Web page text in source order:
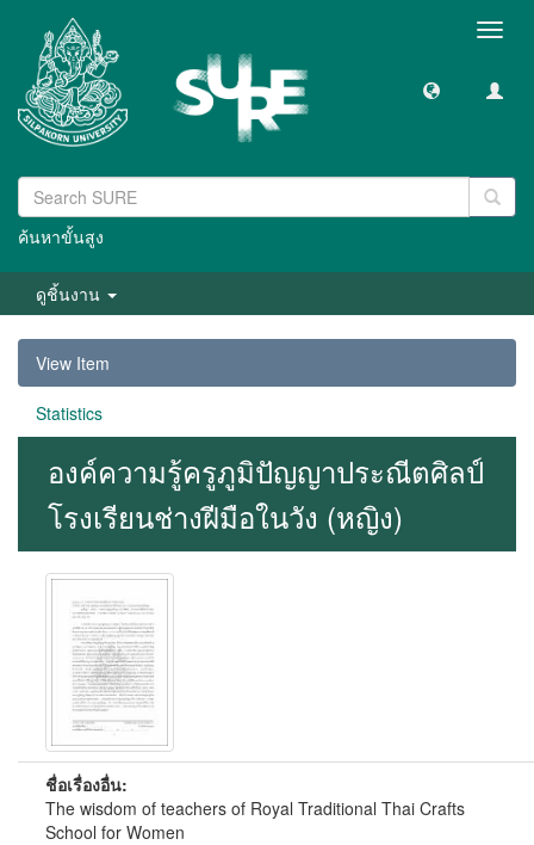
ค้นหาขั้นสูง
ดูชิ้นงาน
View Item
Statistics
องค์ความรู้ครูภูมิปัญญาประณีตศิลป์
โรงเรียนช่างฝีมือในวัง (หญิง)
ชื่อเรื่องอื่น:
The wisdom of teachers of Royal Traditional Thai Crafts
School for Women